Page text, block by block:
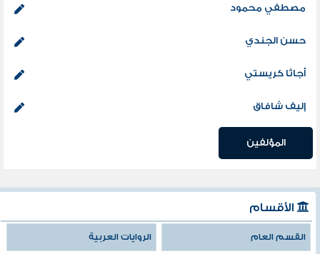
مصطفي محمود
حسن الجندي
أجاثا كريستي
إليف شافاق
المؤلفين
الأقسام
القسم العام الروايات العربية